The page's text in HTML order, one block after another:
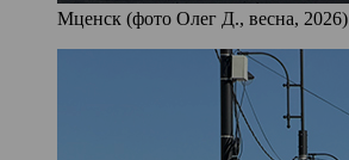
Мценск (фото Олег Д., весна, 2026)